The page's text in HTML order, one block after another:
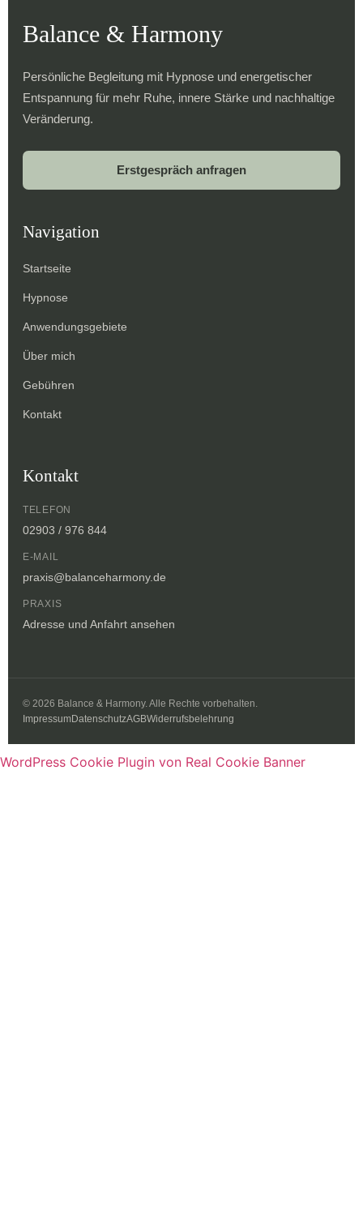
Balance & Harmony
Persönliche Begleitung mit Hypnose und energetischer
Entspannung für mehr Ruhe, innere Stärke und nachhaltige
Veränderung.
Erstgespräch anfragen
Navigation
Startseite
Hypnose
Anwendungsgebiete
Über mich
Gebühren
Kontakt
Kontakt
TELEFON
02903 / 976 844
E-MAIL
praxis@balanceharmony.de
PRAXIS
Adresse und Anfahrt ansehen
© 2026 Balance & Harmony. Alle Rechte vorbehalten.
ImpressumDatenschutzAGBWiderrufsbelehrung
WordPress Cookie Plugin von Real Cookie Banner